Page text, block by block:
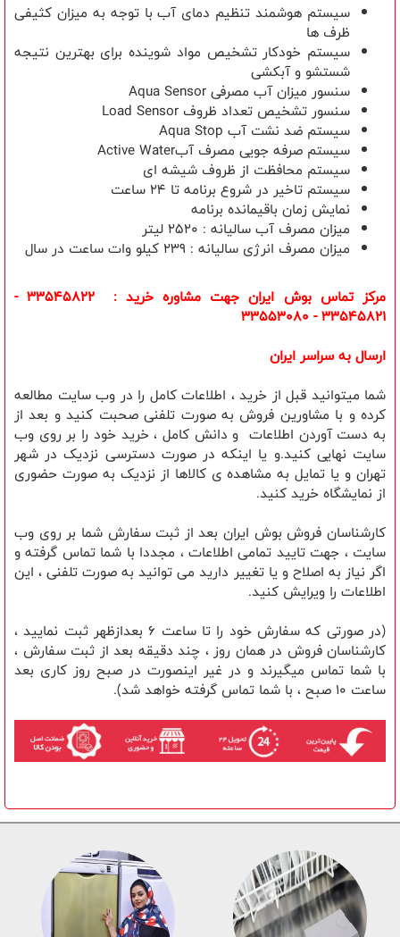
سیستم هوشمند تنظیم دمای آب با توجه به میزان کثیفی
ظرف ها
سیستم خودکار تشخیص مواد شوینده برای بهترین نتیجه
شستشو و آبکشی
سنسور میزان آب مصرفی Aqua Sensor
سنسور تشخیص تعداد ظروف Load Sensor
سیستم ضد نشت آب Aqua Stop
سیستم صرفه جویی مصرف آبActive Water
سیستم محافظت از ظروف شیشه ای
سيستم تاخير در شروع برنامه تا 24 ساعت
نمايش زمان باقیمانده برنامه
میزان مصرف آب سالیانه : 2520 لیتر
میزان مصرف انرژی سالیانه : 239 کیلو وات ساعت در سال
مرکز تماس بوش ایران جهت مشاوره خرید : 33545822 -
33545821 - 33553080
ارسال به سراسر ایران
شما میتوانید قبل از خرید ، اطلاعات کامل را در وب سایت مطالعه
کرده و با مشاورین فروش به صورت تلفنی صحبت کنید و بعد از
به دست آوردن اطلاعات و دانش کامل ، خرید خود را بر روی وب
سایت نهایی کنید.و یا اینکه در صورت دسترسی نزدیک در شهر
تهران و یا تمایل به مشاهده ی کالاها از نزدیک به صورت حضوری
از نمایشگاه خرید کنید.
کارشناسان فروش بوش ایران بعد از ثبت سفارش شما بر روی وب
سایت ، جهت تایید تمامی اطلاعات ، مجددا با شما تماس گرفته و
اگر نیاز به اصلاح و یا تغییر دارید می توانید به صورت تلفنی ، این
اطلاعات را ویرایش کنید.
(در صورتی که سفارش خود را تا ساعت 6 بعدازظهر ثبت نمایید ،
کارشناسان فروش در همان روز ، چند دقیقه بعد از ثبت سفارش ،
با شما تماس میگیرند و در غیر اینصورت در صبح روز کاری بعد
ساعت 10 صبح ، با شما تماس گرفته خواهد شد).